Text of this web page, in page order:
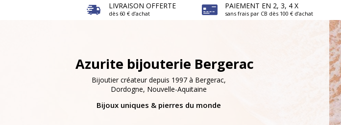
LIVRAISON OFFERTE
dès 60 € d’achat
PAIEMENT EN 2, 3, 4 X
sans frais par CB dès 100 € d’achat
Azurite bijouterie Bergerac
Bijoutier créateur depuis 1997 à Bergerac,
Dordogne, Nouvelle-Aquitaine
Bijoux uniques & pierres du monde